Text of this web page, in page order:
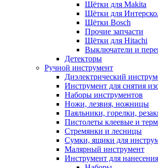
Щётки для Makita
Щётки для
Щётки Bosch
Прочие запчасти
Щётки для Hitachi
Выключатели и
Детекторы
Ручной инструмент
Диэлектрический
Инструмент для снятия
Наборы инструментов
Ножи, лезвия, ножницы
Паяльники, горелки,
Пистолеты клеевые и
Стремянки и лесницы
Сумки, ящики для
Малярный инструмент
Инструмент для